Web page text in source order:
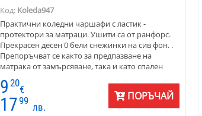
Код: Koleda947
Практични коледни чаршафи с ластик -
протектори за матраци. Ушити са от ранфорс.
Прекрасен десен 0 бели снежинки на сив фон. .
Препоръчват се както за предпазване на
матрака от замърсяване, така и като спален
чаршаф. Осигурява защита от засичане на
повърхността на матрака.
9 20
€
1799
лв.
ПОРЪЧАЙ